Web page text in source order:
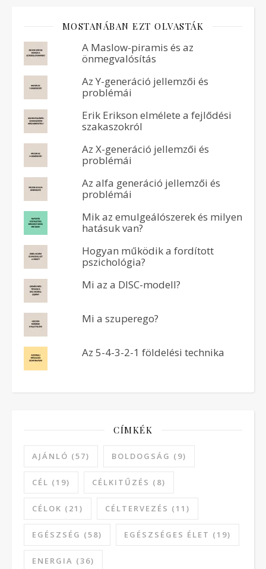
MOSTANÁBAN EZT OLVASTÁK
A Maslow-piramis és az
önmegvalósítás
Az Y-generáció jellemzői és
problémái
Erik Erikson elmélete a fejlődési
szakaszokról
Az X-generáció jellemzői és
problémái
Az alfa generáció jellemzői és
problémái
Mik az emulgeálószerek és milyen
hatásuk van?
Hogyan működik a fordított
pszichológia?
Mi az a DISC-modell?
Mi a szuperego?
Az 5-4-3-2-1 földelési technika
CÍMKÉK
AJÁNLÓ (57) BOLDOGSÁG (9)
CÉL (19) CÉLKITŰZÉS (8)
CÉLOK (21) CÉLTERVEZÉS (11)
EGÉSZSÉG (58) EGÉSZSÉGES ÉLET (19)
ENERGIA (36)